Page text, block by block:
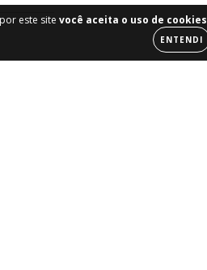
este site você aceita o uso de cookies
ENTENDI